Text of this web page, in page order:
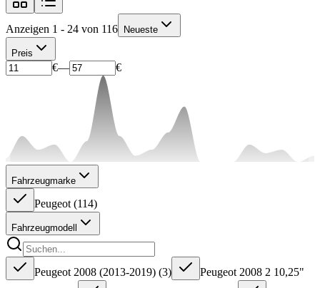
Anzeigen 1 - 24 von 116 Neueste
Preis
€— €
Fahrzeugmarke
Peugeot (114)
Fahrzeugmodell
Peugeot 2008 (2013-2019) (3)
Peugeot 2008 2 10,25"